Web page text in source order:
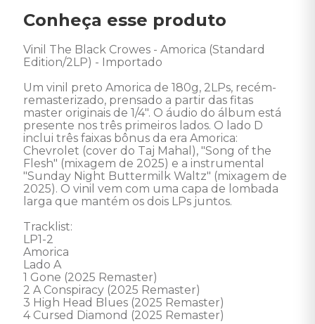
Conheça esse produto
Vinil The Black Crowes - Amorica (Standard
Edition/2LP) - Importado
Um vinil preto Amorica de 180g, 2LPs, recém-
remasterizado, prensado a partir das fitas
master originais de 1/4". O áudio do álbum está
presente nos três primeiros lados. O lado D
inclui três faixas bônus da era Amorica:
Chevrolet (cover do Taj Mahal), "Song of the
Flesh" (mixagem de 2025) e a instrumental
"Sunday Night Buttermilk Waltz" (mixagem de
2025). O vinil vem com uma capa de lombada
larga que mantém os dois LPs juntos.
Tracklist:
LP1-2
Amorica
Lado A
1 Gone (2025 Remaster)
2 A Conspiracy (2025 Remaster)
3 High Head Blues (2025 Remaster)
4 Cursed Diamond (2025 Remaster)